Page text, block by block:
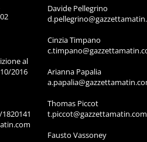
al
2016
Davide Pellegrino
Cinzia Timpano
Arianna Papalia
Thomas Piccot
t.piccot@gazzettamatin.com
Fausto Vassoney